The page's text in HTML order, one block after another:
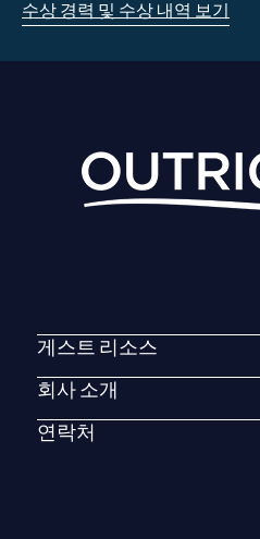
수상 경력 및 수상 내역 보기
게스트 리소스
회사 소개
연락처